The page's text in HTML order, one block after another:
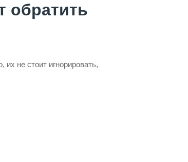
обратить
не стоит игнорировать,